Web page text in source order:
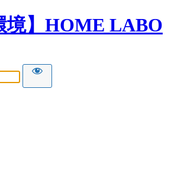
境】HOME LABO